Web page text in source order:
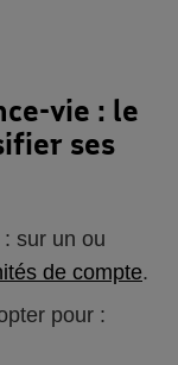
vie : le
ses
: sur un ou
de compte.
pour :